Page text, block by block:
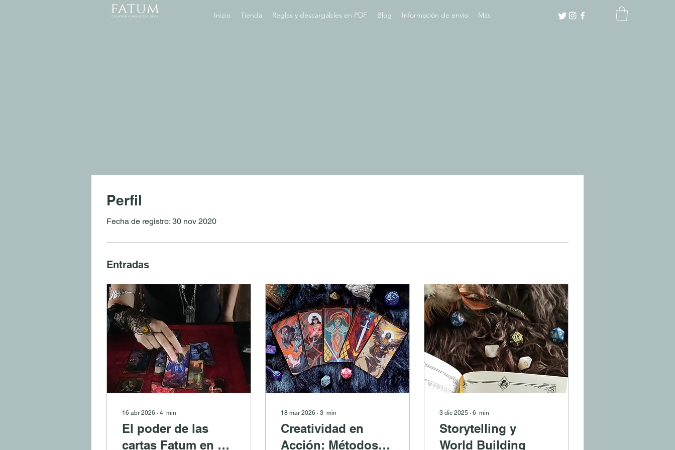
Inicio Tienda Reglas y descargables en PDF Blog Información de envío Más
Perfil
Fecha de registro: 30 nov 2020
Entradas
16 abr 2026 ∙ 4 min
El poder de las
cartas Fatum en el
18 mar 2026 ∙ 3 min
Creatividad en
Acción: Métodos
3 dic 2025 ∙ 6 min
Storytelling y
World Building